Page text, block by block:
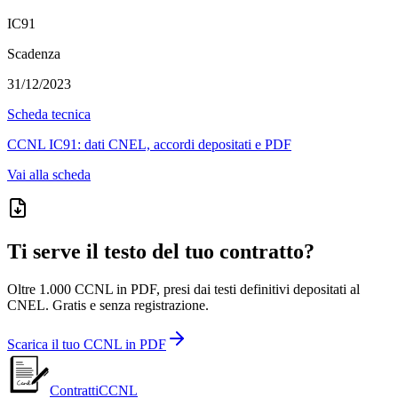
IC91
Scadenza
31/12/2023
Scheda tecnica
CCNL IC91 : dati CNEL, accordi depositati e PDF
Vai alla scheda
Ti serve il testo del tuo contratto?
Oltre 1.000 CCNL in PDF, presi dai testi definitivi depositati al
CNEL. Gratis e senza registrazione.
Scarica il tuo CCNL in PDF
ContrattiCCNL